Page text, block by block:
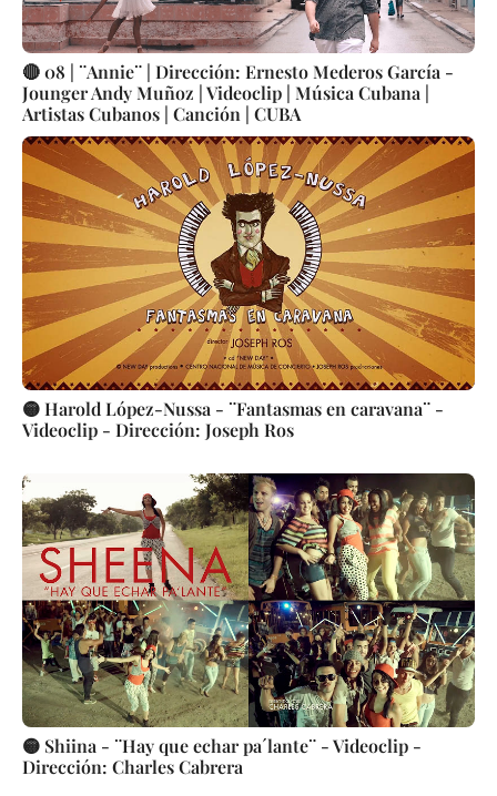
🔴 08 | ¨Annie¨ | Dirección: Ernesto Mederos García -
Jounger Andy Muñoz | Videoclip | Música Cubana |
Artistas Cubanos | Canción | CUBA
🟡 Harold López-Nussa - ¨Fantasmas en caravana¨ -
Videoclip - Dirección: Joseph Ros
🟡 Shiina - ¨Hay que echar pa´lante¨ - Videoclip -
Dirección: Charles Cabrera